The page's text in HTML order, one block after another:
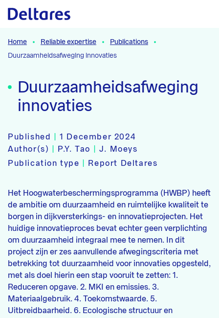
Naar hoofdcontent
Home Reliable expertise
Publications
Duurzaamheidsafweging innovaties
Duurzaamheidsafweging
innovaties
Published |1 December 2024
Author(s)
P.Y. Tao
J. Moeys
Publication type
Report Deltares
Het Hoogwaterbeschermingsprogramma (HWBP) heeft
de ambitie om duurzaamheid en ruimtelijke kwaliteit te
borgen in dijkversterkings- en innovatieprojecten. Het
huidige innovatieproces bevat echter geen verplichting
om duurzaamheid integraal mee te nemen. In dit
project zijn er zes aanvullende afwegingscriteria met
betrekking tot duurzaamheid voor innovaties opgesteld,
met als doel hierin een stap vooruit te zetten: 1.
Reduceren opgave. 2. MKI en emissies. 3.
Materiaalgebruik. 4. Toekomstwaarde. 5.
Uitbreidbaarheid. 6. Ecologische structuur en